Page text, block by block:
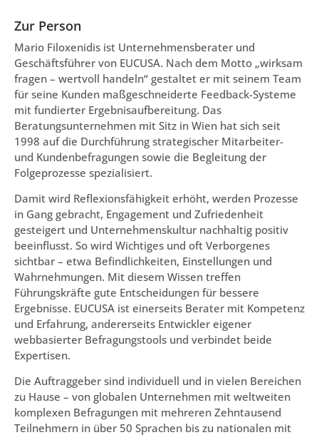
Zur Person
Mario Filoxenidis ist Unternehmensberater und
Geschäftsführer von EUCUSA. Nach dem Motto „wirksam
fragen – wertvoll handeln“ gestaltet er mit seinem Team
für seine Kunden maßgeschneiderte Feedback-Systeme
mit fundierter Ergebnisaufbereitung. Das
Beratungsunternehmen mit Sitz in Wien hat sich seit
1998 auf die Durchführung strategischer Mitarbeiter-
und Kundenbefragungen sowie die Begleitung der
Folgeprozesse spezialisiert.
Damit wird Reflexionsfähigkeit erhöht, werden Prozesse
in Gang gebracht, Engagement und Zufriedenheit
gesteigert und Unternehmenskultur nachhaltig positiv
beeinflusst. So wird Wichtiges und oft Verborgenes
sichtbar – etwa Befindlichkeiten, Einstellungen und
Wahrnehmungen. Mit diesem Wissen treffen
Führungskräfte gute Entscheidungen für bessere
Ergebnisse. EUCUSA ist einerseits Berater mit Kompetenz
und Erfahrung, andererseits Entwickler eigener
webbasierter Befragungstools und verbindet beide
Expertisen.
Die Auftraggeber sind individuell und in vielen Bereichen
zu Hause – von globalen Unternehmen mit weltweiten
komplexen Befragungen mit mehreren Zehntausend
Teilnehmern in über 50 Sprachen bis zu nationalen mit